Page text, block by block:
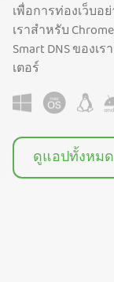
เพื่อการท่องเว็บอ
เราสำหรับ
Smart DNS ของเ
เตอร์
ดูแอปทั้งหมด